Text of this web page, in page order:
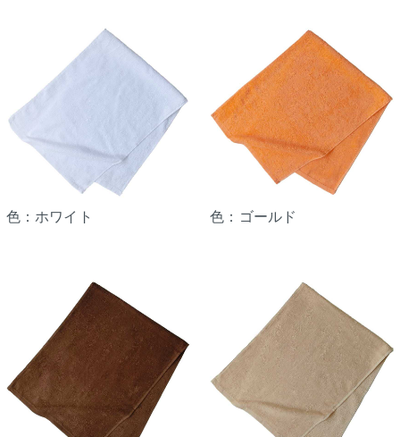
色：ホワイト 色：ゴールド